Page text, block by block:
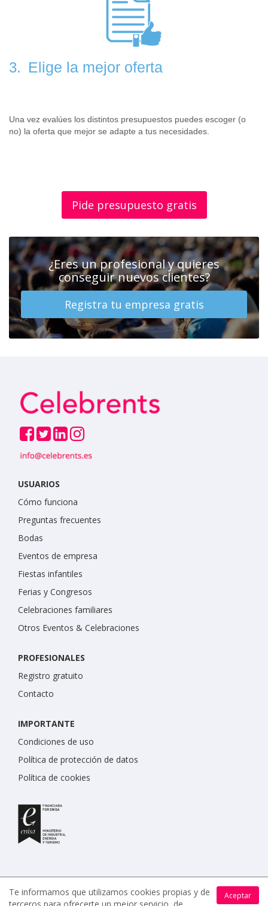
3. Elige la mejor oferta
Una vez evalúes los distintos presupuestos puedes escoger (o
no) la oferta que mejor se adapte a tus necesidades.
Pide presupuesto gratis
¿Eres un profesional y quieres
conseguir nuevos clientes?
Registra tu empresa gratis
USUARIOS
Cómo funciona
Preguntas frecuentes
Bodas
Eventos de empresa
Fiestas infantiles
Ferias y Congresos
Celebraciones familiares
Otros Eventos & Celebraciones
PROFESIONALES
Registro gratuito
Contacto
IMPORTANTE
Condiciones de uso
Política de protección de datos
Política de cookies
Aceptar
Te informamos que utilizamos cookies propias y de